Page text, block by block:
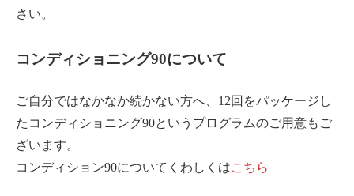
さい。
コンディショニング90について
ご自分ではなかなか続かない方へ、12回をパッケージし
たコンディショニング90というプログラムのご用意もご
ざいます。
コンディション90についてくわしくはこちら